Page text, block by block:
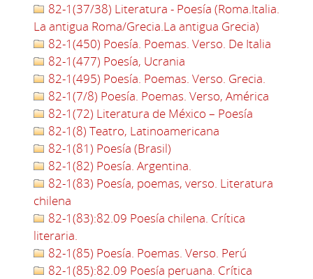
82-1(37/38) Literatura - Poesía (Roma.Italia.
La antigua Roma/Grecia.La antigua Grecia)
82-1(450) Poesía. Poemas. Verso. De Italia
82-1(477) Poesía, Ucrania
82-1(495) Poesía. Poemas. Verso. Grecia.
82-1(7/8) Poesía. Poemas. Verso, América
82-1(72) Literatura de México – Poesía
82-1(8) Teatro, Latinoamericana
82-1(81) Poesía (Brasil)
82-1(82) Poesía. Argentina.
82-1(83) Poesía, poemas, verso. Literatura
chilena
82-1(83):82.09 Poesía chilena. Crítica
literaria.
82-1(85) Poesía. Poemas. Verso. Perú
82-1(85):82.09 Poesía peruana. Crítica